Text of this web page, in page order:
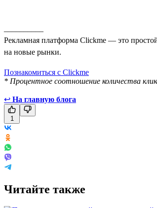
Рекламная платформа Clickme — это
на новые рынки.
Познакомиться с Clickme
* Процентное соотношение количества
↩ На главную блога
1
Читайте также